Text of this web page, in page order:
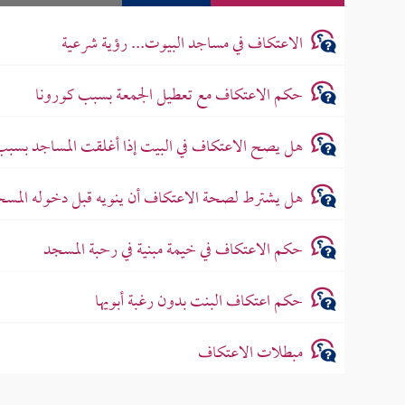
الاعتكاف في مساجد البيوت... رؤية شرعية
حكم الاعتكاف مع تعطيل الجمعة بسبب كورونا
هل يصح الاعتكاف في البيت إذا أغلقت المساجد
هل يشترط لصحة الاعتكاف أن ينويه قبل دخوله
حكم الاعتكاف في خيمة مبنية في رحبة المسجد
حكم اعتكاف البنت بدون رغبة أبويها
مبطلات الاعتكاف